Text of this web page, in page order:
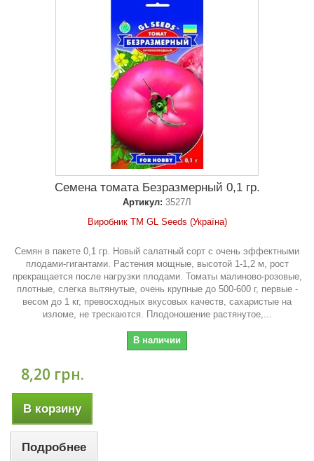
Семена томата Безразмерный 0,1 гр.
Артикул: 3527Л
Виробник ТМ GL Seeds (Україна)
Семян в пакете 0,1 гр. Новый салатный сорт с очень эффектными
плодами-гигантами. Растения мощные, высотой 1-1,2 м, рост
прекращается после нагрузки плодами. Томаты малиново-розовые,
плотные, слегка вытянутые, очень крупные до 500-600 г, первые -
весом до 1 кг, превосходных вкусовых качеств, сахаристые на
изломе, не трескаются. Плодоношение растянутое,...
В наличии
8,20 грн.
В корзину
Подробнее